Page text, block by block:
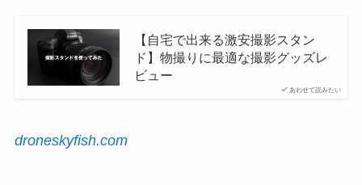
あわせて読みたい
【自宅で出来る激安撮影スタン
ド】物撮りに最適な撮影グッズレ
ビュー
droneskyfish.com